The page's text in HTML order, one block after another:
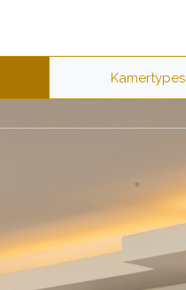
Kamertypes